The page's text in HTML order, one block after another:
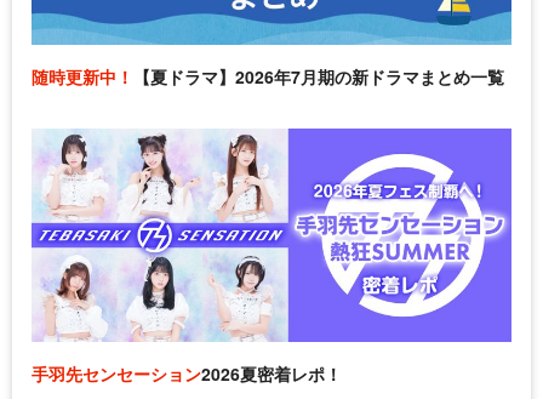
随時更新中！ 【夏ドラマ】2026年7月期の新ドラマまとめ一覧
手羽先センセーション2026夏密着レポ！